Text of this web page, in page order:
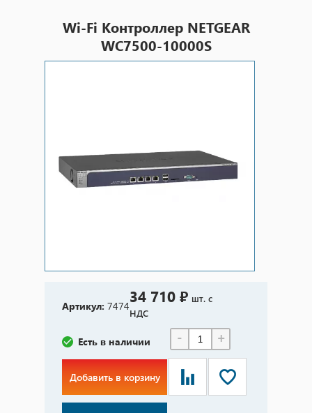
Wi-Fi Контроллер NETGEAR
WC7500-10000S
Артикул: 747434 710 ₽ шт. с
НДС
Есть в наличии - +
Добавить в корзину